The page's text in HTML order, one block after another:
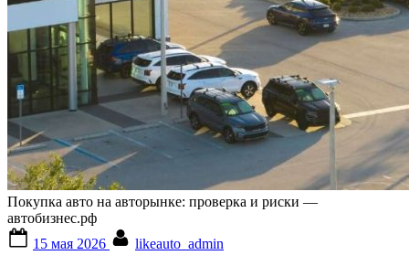
Покупка авто на авторынке: проверка и риски —
автобизнес.рф
on
15 мая 2026
likeauto_admin